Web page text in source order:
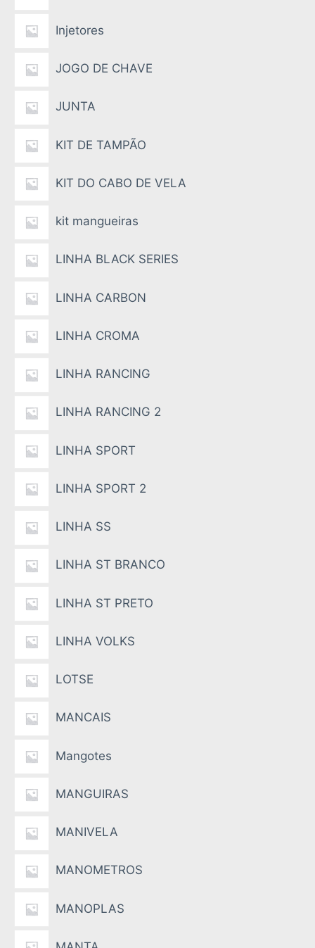
Injetores
JOGO DE CHAVE
JUNTA
KIT DE TAMPÃO
KIT DO CABO DE VELA
kit mangueiras
LINHA BLACK SERIES
LINHA CARBON
LINHA CROMA
LINHA RANCING
LINHA RANCING 2
LINHA SPORT
LINHA SPORT 2
LINHA SS
LINHA ST BRANCO
LINHA ST PRETO
LINHA VOLKS
LOTSE
MANCAIS
Mangotes
MANGUIRAS
MANIVELA
MANOMETROS
MANOPLAS